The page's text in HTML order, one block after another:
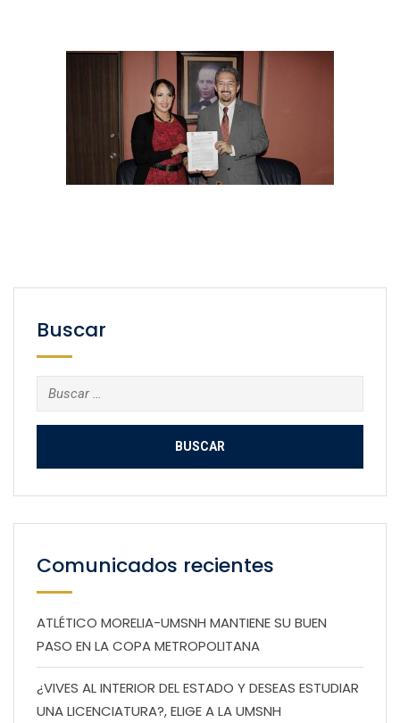
Buscar
Buscar:
Comunicados recientes
ATLÉTICO MORELIA-UMSNH MANTIENE SU BUEN
PASO EN LA COPA METROPOLITANA
¿VIVES AL INTERIOR DEL ESTADO Y DESEAS ESTUDIAR
UNA LICENCIATURA?, ELIGE A LA UMSNH